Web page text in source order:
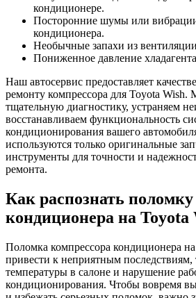
кондиционере.
Посторонние шумы или
кондиционера.
Необычные запахи из
Пониженное давление
Наш автосервис предоставляет
ремонту компрессора для Toyota
тщательную диагностику, устраняем
восстанавливаем функциональность
кондиционирования вашего
используются только оригинальные
инструменты для точности и
ремонта.
Как распознать
кондиционера на Toyota
Поломка компрессора кондиционера
привести к неприятным
температуры в салоне и нарушение
кондиционирования. Чтобы вовремя